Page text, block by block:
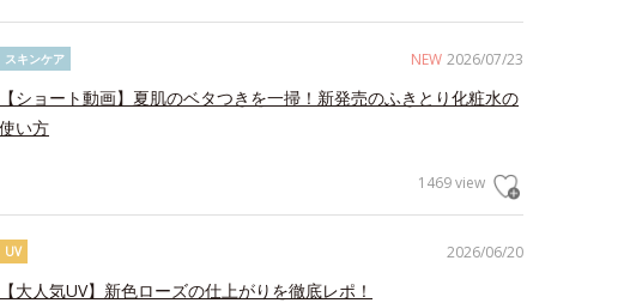
NEW 2026/07/23
スキンケア
【ショート動画】夏肌のベタつきを一掃！新発売のふきとり化粧水の
使い方
1469 view
2026/06/20
UV
【大人気UV】新色ローズの仕上がりを徹底レポ！